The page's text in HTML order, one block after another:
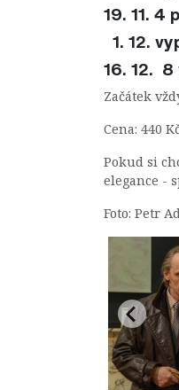
19. 11. 4
1. 12.
16. 12.
Začátek
Cena: 440
Pokud si
elegance -
Foto: Petr